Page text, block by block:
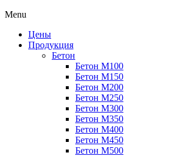
Menu
Цены
Продукция
Бетон
Бетон М100
Бетон М150
Бетон М200
Бетон М250
Бетон М300
Бетон М350
Бетон М400
Бетон М450
Бетон М500